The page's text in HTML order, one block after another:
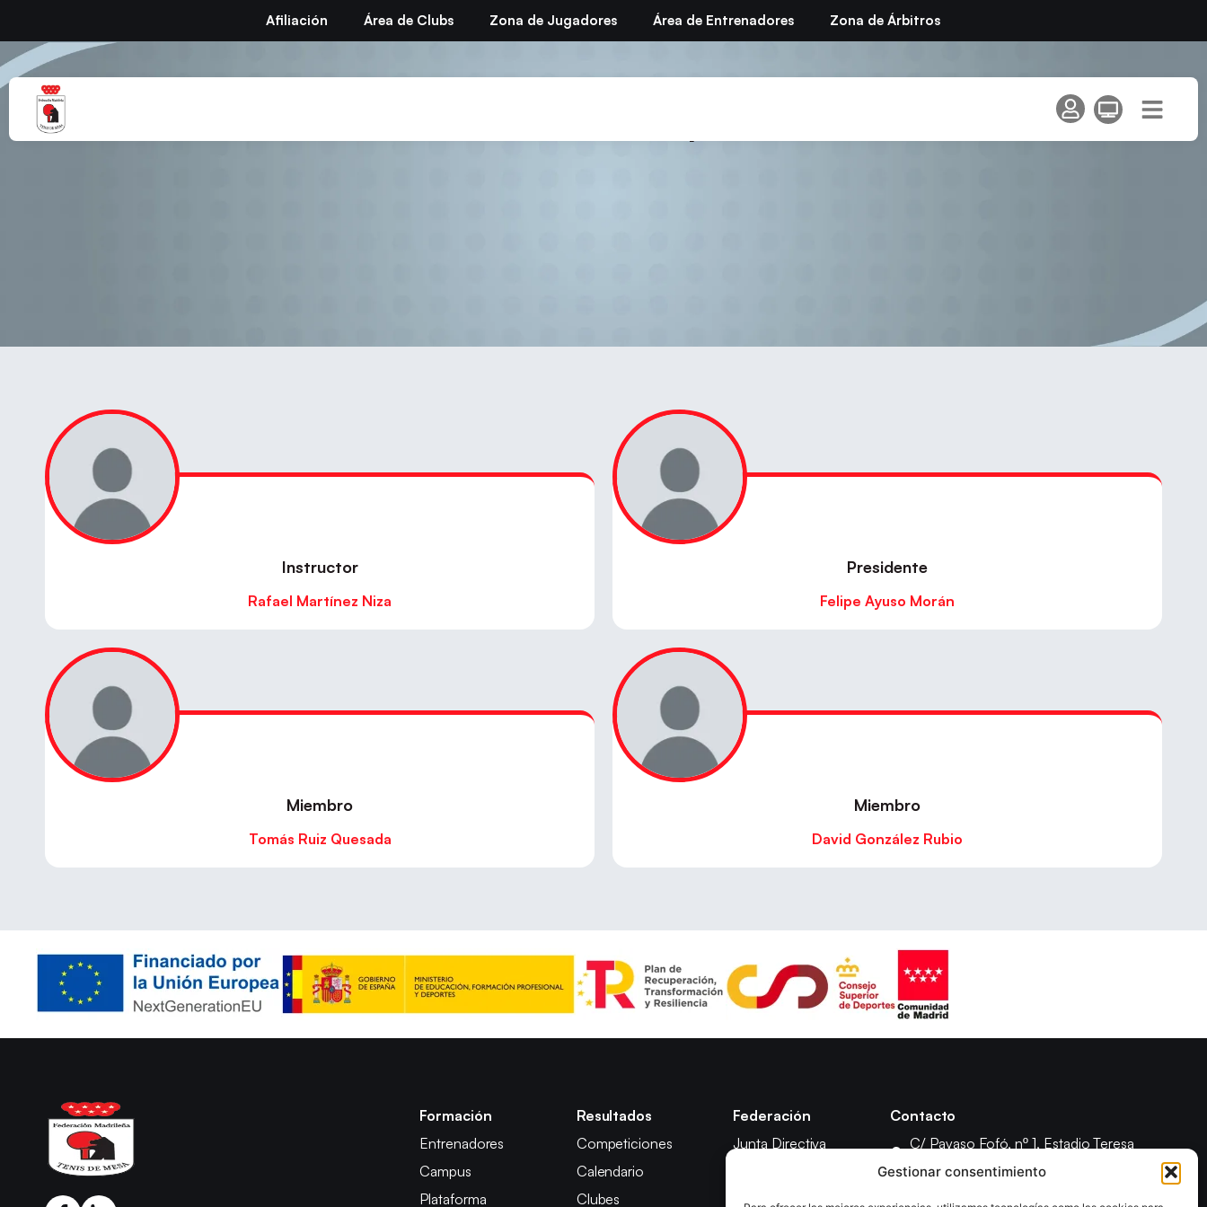
Gestionar consentimiento
Afiliación Área de Clubs Zona de Jugadores Área de Entrenadores Zona de Árbitros
Instructor
Rafael Martínez Niza
Presidente
Felipe Ayuso Morán
Miembro
Tomás Ruiz Quesada
Miembro
David González Rubio
Formación
Entrenadores
Campus
Plataforma
Resultados
Competiciones
Calendario
Clubes
Federación
Junta Directiva
Comité de Disciplina
Contacto
C/ Payaso Fofó, nº 1, Estadio Teresa
Rivero, 28018 Madrid